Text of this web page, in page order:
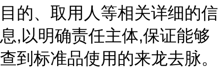
目的、取用人等相关详细的信
息,以明确责任主体,保证能够
查到标准品使用的来龙去脉。